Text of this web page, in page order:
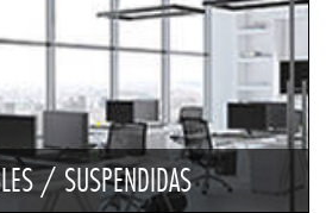
/ SUSPENDIDAS